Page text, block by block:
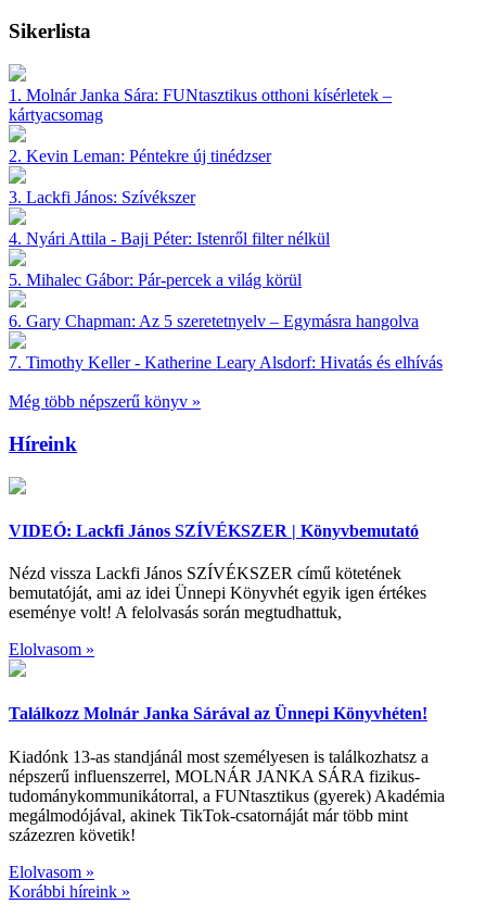
Sikerlista
1. Molnár Janka Sára: FUNtasztikus otthoni kísérletek –
kártyacsomag
2. Kevin Leman: Péntekre új tinédzser
3. Lackfi János: Szívékszer
4. Nyári Attila - Baji Péter: Istenről filter nélkül
5. Mihalec Gábor: Pár-percek a világ körül
6. Gary Chapman: Az 5 szeretetnyelv – Egymásra hangolva
7. Timothy Keller - Katherine Leary Alsdorf: Hivatás és elhívás
Még több népszerű könyv »
Híreink
VIDEÓ: Lackfi János SZÍVÉKSZER | Könyvbemutató
Nézd vissza Lackfi János SZÍVÉKSZER című kötetének
bemutatóját, ami az idei Ünnepi Könyvhét egyik igen értékes
eseménye volt! A felolvasás során megtudhattuk,
Elolvasom »
Találkozz Molnár Janka Sárával az Ünnepi Könyvhéten!
Kiadónk 13-as standjánál most személyesen is találkozhatsz a
népszerű influenszerrel, MOLNÁR JANKA SÁRA fizikus-
tudománykommunikátorral, a FUNtasztikus (gyerek) Akadémia
megálmodójával, akinek TikTok-csatornáját már több mint
százezren követik!
Elolvasom »
Korábbi híreink »